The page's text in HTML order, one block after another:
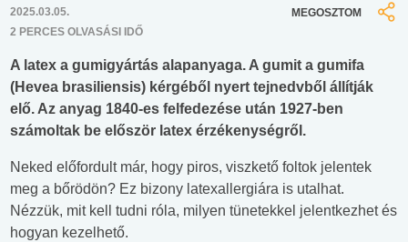
2025.03.05.
2 PERCES OLVASÁSI IDŐ
MEGOSZTOM
A latex a gumigyártás alapanyaga. A gumit a gumifa
(Hevea brasiliensis) kérgéből nyert tejnedvből állítják
elő. Az anyag 1840-es felfedezése után 1927-ben
számoltak be először latex érzékenységről.
Neked előfordult már, hogy piros, viszkető foltok jelentek
meg a bőrödön? Ez bizony latexallergiára is utalhat.
Nézzük, mit kell tudni róla, milyen tünetekkel jelentkezhet és
hogyan kezelhető.